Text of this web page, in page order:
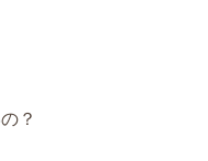
？